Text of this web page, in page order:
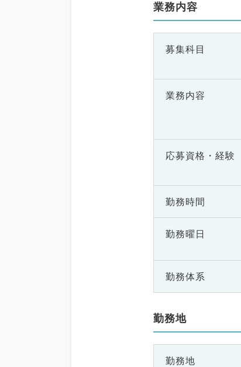
業務内容
募集科目
業務内容
応募資格・ 経験
勤務時間
勤務曜日
勤務体系
勤務地
勤務地